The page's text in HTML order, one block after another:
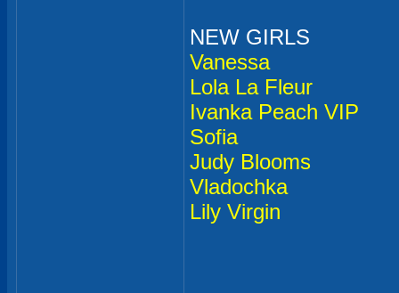
NEW GIRLS
Vanessa
Lola La Fleur
Ivanka Peach VIP
Sofia
Judy Blooms
Vladochka
Lily Virgin